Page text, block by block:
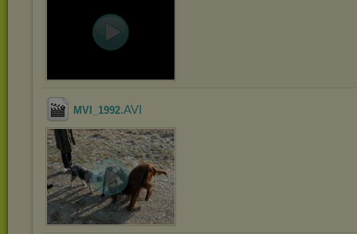
MVI_1992.AVI